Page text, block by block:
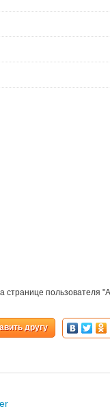
странице пользователя
другу